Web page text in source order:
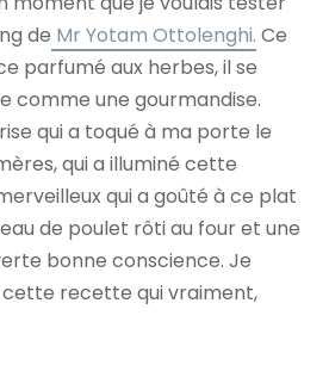
de Mr Yotam Ottolenghi. Ce
parfumé aux herbes, il se
comme une gourmandise.
qui a toqué à ma porte le
qui a illuminé cette
qui a goûté à ce plat
de poulet rôti au four et une
bonne conscience. Je
recette qui vraiment,